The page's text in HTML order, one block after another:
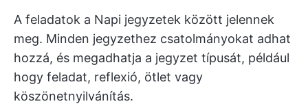
A feladatok a Napi jegyzetek között jelennek
meg. Minden jegyzethez csatolmányokat adhat
hozzá, és megadhatja a jegyzet típusát, például
hogy feladat, reflexió, ötlet vagy
köszönetnyilvánítás.